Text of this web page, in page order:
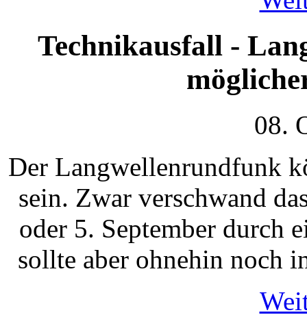
Technikausfall -
08.
Der Langwellenrundfunk
sein. Zwar verschwand
oder 5. September durch
sollte aber ohnehin noch